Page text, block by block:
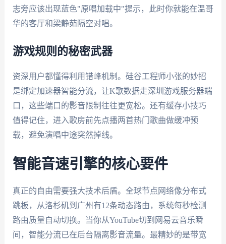
志旁应该出现蓝色"原唱加载中"提示，此时你就能在温哥
华的客厅和梁静茹隔空对唱。
游戏规则的秘密武器
资深用户都懂得利用错峰机制。硅谷工程师小张的妙招
是绑定加速器智能分流，让K歌数据走深圳游戏服务器端
口，这些端口的影音限制往往更宽松。还有缓存小技巧
值得记住，进入歌房前先点播两首热门歌曲做缓冲预
载，避免演唱中途突然掉线。
智能音速引擎的核心要件
真正的自由需要强大技术后盾。全球节点网络像分布式
跳板，从洛杉矶到广州有12条动态路由，系统每秒检测
路由质量自动切换。当你从YouTube切到网易云音乐瞬
间，智能分流已在后台隔离影音流量。最精妙的是带宽